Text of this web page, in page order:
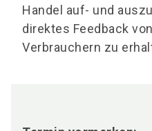
Handel auf- und
direktes Feedback
Verbrauchern zu